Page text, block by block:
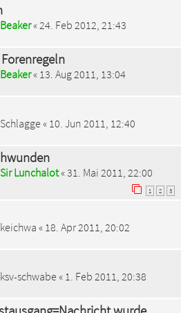
Beaker« 24. Feb 2012, 21:43
Beaker« 13. Aug 2011, 13:04
Schlagge « 10. Jun 2011, 12:40
Sir Lunchalot«31. Mai 2011, 22:00
1 2 3
keichwa « 18. Apr 2011, 20:02
ksv-schwabe « 1. Feb 2011, 20:38